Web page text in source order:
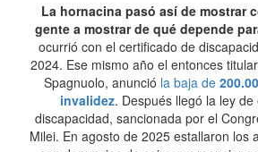
La hornacina pasó así de mostrar
gente a mostrar de qué depende
ocurrió con el certificado de
2024. Ese mismo año el entonces
Spagnuolo, anunció la baja de
invalidez. Después llegó la ley
discapacidad, sancionada por el
Milei. En agosto de 2025 estallaron los